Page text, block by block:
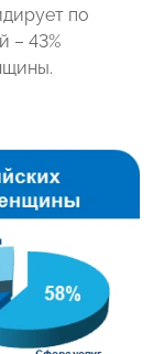
по
– 43%